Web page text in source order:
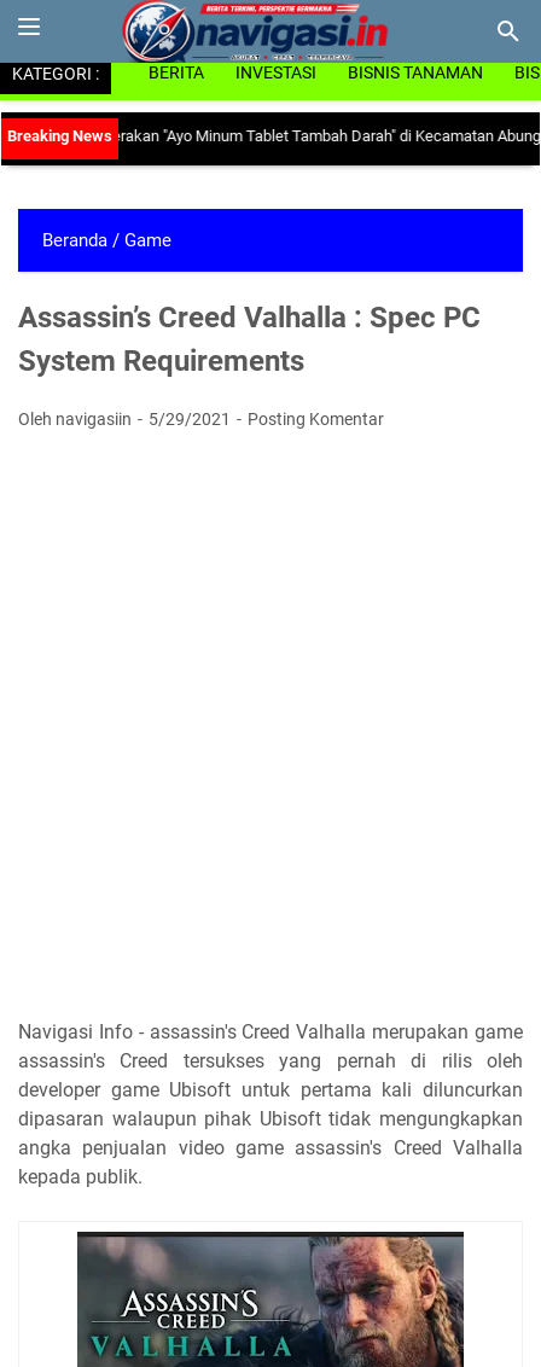
KATEGORI : BERITA INVESTASI BISNIS TANAMAN
Gerakan "Ayo Minum Tablet Tambah Darah" di Kecamatan Abung Surakarta|
Beranda / Game
Assassin’s Creed Valhalla : Spec PC
System Requirements
Oleh navigasiin 5/29/2021 Posting Komentar
Navigasi Info - assassin's Creed Valhalla merupakan game
assassin's Creed tersukses yang pernah di rilis oleh
developer game Ubisoft untuk pertama kali diluncurkan
dipasaran walaupun pihak Ubisoft tidak mengungkapkan
angka penjualan video game assassin's Creed Valhalla
kepada publik.